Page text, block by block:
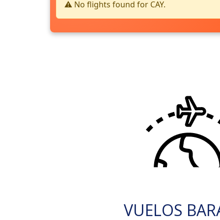
⚠️ No flights found for CAY.
VUELOS